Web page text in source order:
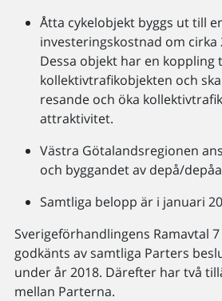
Åtta cykelobjekt byggs ut till
investeringskostnad om
Dessa objekt har en koppling
kollektivtrafikobjekten och
resande och öka
attraktivitet.
Västra Götalandsregionen
och byggandet av depå/
Samtliga belopp är i januari
Sverigeförhandlingens Ramavtal
godkänts av samtliga Parters
under år 2018. Därefter har två
mellan Parterna.